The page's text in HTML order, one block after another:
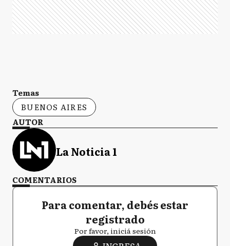
Temas
BUENOS AIRES
AUTOR
La Noticia 1
COMENTARIOS
Para comentar, debés estar
registrado
Por favor, iniciá sesión